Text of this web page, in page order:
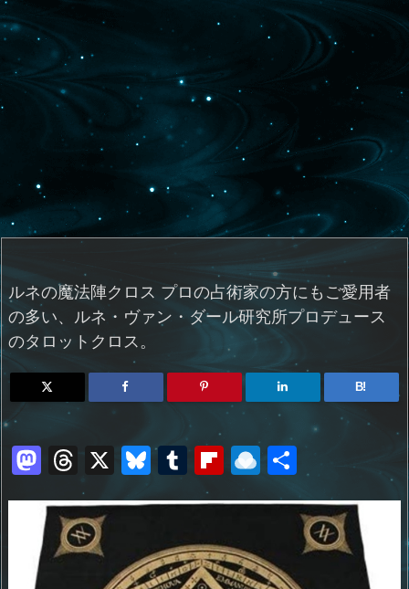
ルネの魔法陣クロス プロの占術家の方にもご愛用者
の多い、ルネ・ヴァン・ダール研究所プロデュース
のタロットクロス。
B!
M
st
o
T
h
re
a
X Bl
e
sk
y
T
m
bl
r
Fl
ip
b
o
ar
R
n
d
ro
共
有